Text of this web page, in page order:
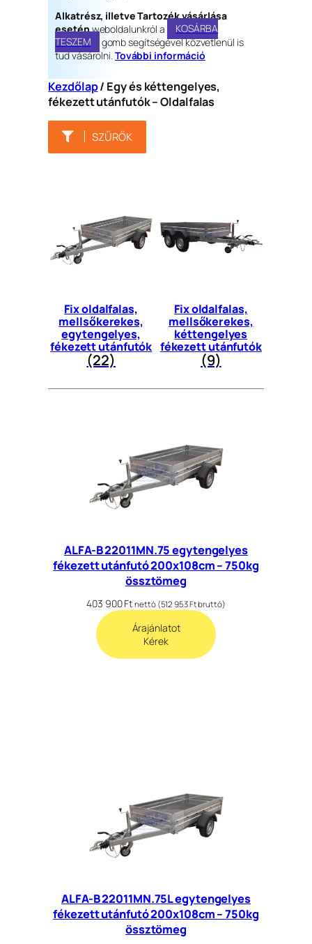
Alkatrész, illetve Tartozék vásárlása
eseténweboldalunkról a
KOSÁRBA
TESZEM
gomb segítségével közvetlenül is
tud vásárolni. További információ
Kezdőlap/ Egy és kéttengelyes,
fékezett utánfutók – Oldalfalas
SZŰRŐK
Fix oldalfalas,
mellsőkerekes,
egytengelyes,
fékezett utánfutók
(22)
Fix oldalfalas,
mellsőkerekes,
kéttengelyes
fékezett utánfutók
(9)
ALFA-B 22011MN.75 egytengelyes
fékezett utánfutó 200x108cm – 750kg
össztömeg
403 900Ft nettó (512 953Ftbruttó)
Árajánlatot
Kérek
ALFA-B 22011MN.75L egytengelyes
fékezett utánfutó 200x108cm – 750kg
össztömeg